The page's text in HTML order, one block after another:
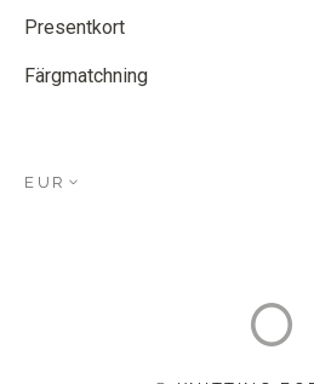
Presentkort
Färgmatchning
EUR